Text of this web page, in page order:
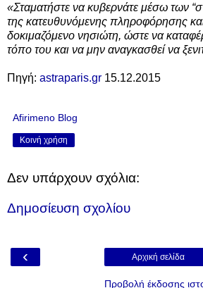
«Σταματήστε να κυβερνάτε μέσω των
της κατευθυνόμενης πληροφόρησης
δοκιμαζόμενο νησιώτη, ώστε να
τόπο του και να μην αναγκασθεί να
Πηγή: astraparis.gr 15.12.2015
Afirimeno Blog
Κοινή χρήση
Δεν υπάρχουν σχόλια:
Δημοσίευση σχολίου
‹ Αρχική σελίδα
Προβολή έκδοσης